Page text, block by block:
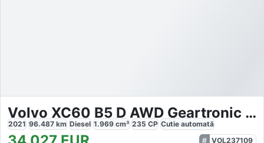
Volvo XC60 B5 D AWD Geartronic Inscription
2021 96.487 km Diesel 1.969 cm³ 235 CP Cutie automată
VOL237109